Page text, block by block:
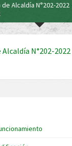
Alcaldía N°202-2022
N°202-2022